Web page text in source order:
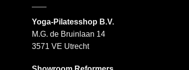
Deze
optie
kan
Yoga-Pilatesshop B.V.
M.G. de Bruinlaan 14
3571 VE Utrecht